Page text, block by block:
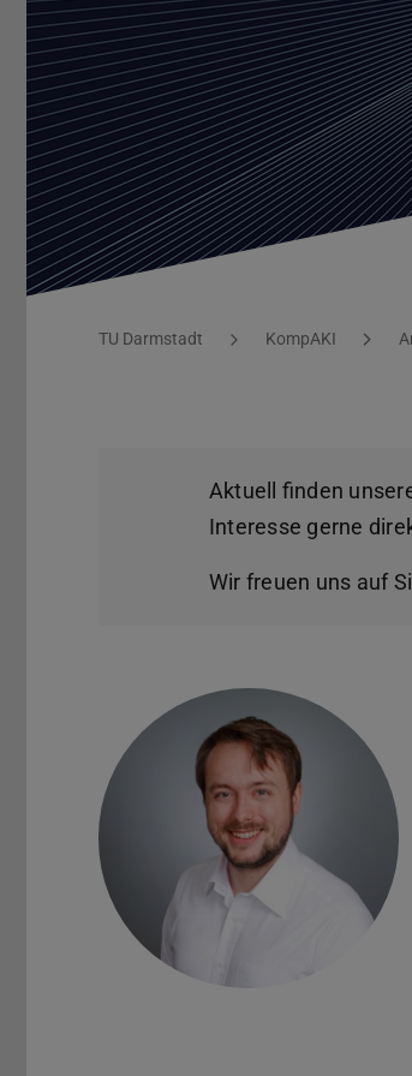
Sie befinden sich hier:
TU Darmstadt KompAKI
Aktuell finden
Interesse gerne
Wir freuen uns auf